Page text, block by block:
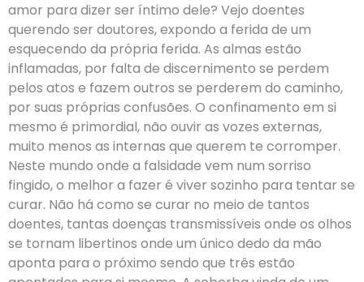
amor para dizer ser íntimo dele? Vejo doentes
querendo ser doutores, expondo a ferida de um
esquecendo da própria ferida. As almas estão
inflamadas, por falta de discernimento se perdem
pelos atos e fazem outros se perderem do caminho,
por suas próprias confusões. O confinamento em si
mesmo é primordial, não ouvir as vozes externas,
muito menos as internas que querem te corromper.
Neste mundo onde a falsidade vem num sorriso
fingido, o melhor a fazer é viver sozinho para tentar se
curar. Não há como se curar no meio de tantos
doentes, tantas doenças transmissíveis onde os olhos
se tornam libertinos onde um único dedo da mão
aponta para o próximo sendo que três estão